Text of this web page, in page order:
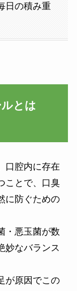
日の積み重
とは
口腔内に存在
ことで、口臭
に防ぐための
・悪玉菌が数
妙なバランス
が原因でこの